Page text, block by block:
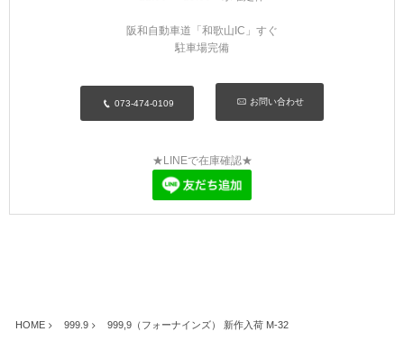
阪和自動車道「和歌山IC」すぐ
駐車場完備
073-474-0109 お問い合わせ
★LINEで在庫確認★
HOME 999.9 999,9（フォーナインズ） 新作入荷 M-32